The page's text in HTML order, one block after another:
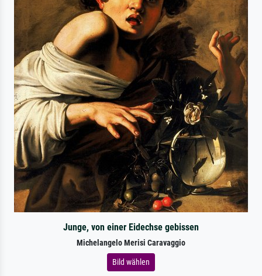
Junge, von einer Eidechse gebissen
Michelangelo Merisi Caravaggio
Bild wählen